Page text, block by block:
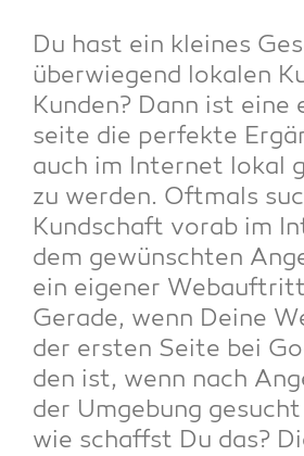
Du hast ein klei­nes
über­wie­gend loka­len
Kun­den? Dann ist
sei­te die per­fek­te
auch im Inter­net lokal
zu wer­den. Oft­mals
Kund­schaft vor­ab im
dem gewünsch­ten
ein eige­ner
Gera­de, wenn Dei­ne
der ers­ten Sei­te bei
den ist, wenn nach
der Umge­bung
wie schaffst Du das?